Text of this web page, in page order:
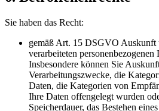
Sie haben das Recht:
gemäß Art. 15 DSGVO Auskunft
verarbeiteten personenbezogenen
Insbesondere können Sie
Verarbeitungszwecke, die
Daten, die Kategorien von
Ihre Daten offengelegt wurden
Speicherdauer, das Bestehen